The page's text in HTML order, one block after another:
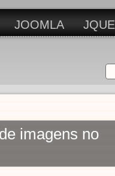
JOOMLA
imagens no